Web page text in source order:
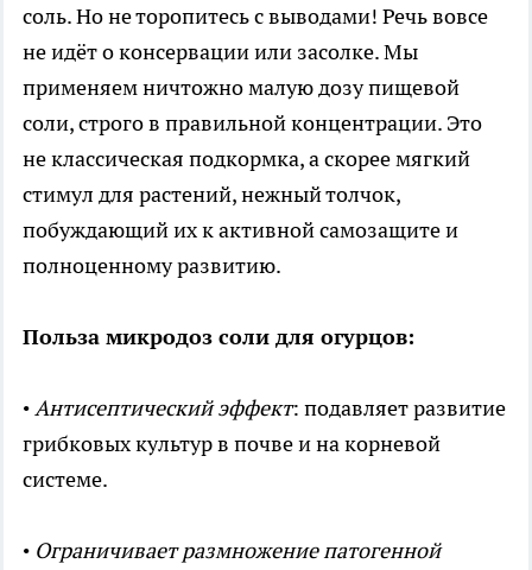
соль. Но не торопитесь с выводами! Речь вовсе
не идёт о консервации или засолке. Мы
применяем ничтожно малую дозу пищевой
соли, строго в правильной концентрации. Это
не классическая подкормка, а скорее мягкий
стимул для растений, нежный толчок,
побуждающий их к активной самозащите и
полноценному развитию.
Польза микродоз соли для огурцов:
•Антисептический эффект: подавляет развитие
грибковых культур в почве и на корневой
системе.
• Ограничивает размножение патогенной